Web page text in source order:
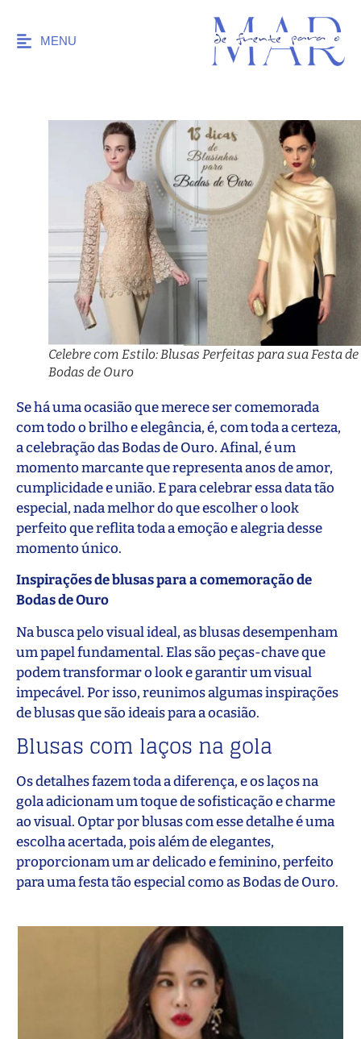
MENU
Celebre com Estilo: Blusas Perfeitas para sua Festa de
Bodas de Ouro
Se há uma ocasião que merece ser comemorada
com todo o brilho e elegância, é, com toda a certeza,
a celebração das Bodas de Ouro. Afinal, é um
momento marcante que representa anos de amor,
cumplicidade e união. E para celebrar essa data tão
especial, nada melhor do que escolher o look
perfeito que reflita toda a emoção e alegria desse
momento único.
Inspirações de blusas para a comemoração de
Bodas de Ouro
Na busca pelo visual ideal, as blusas desempenham
um papel fundamental. Elas são peças-chave que
podem transformar o look e garantir um visual
impecável. Por isso, reunimos algumas inspirações
de blusas que são ideais para a ocasião.
Blusas com laços na gola
Os detalhes fazem toda a diferença, e os laços na
gola adicionam um toque de sofisticação e charme
ao visual. Optar por blusas com esse detalhe é uma
escolha acertada, pois além de elegantes,
proporcionam um ar delicado e feminino, perfeito
para uma festa tão especial como as Bodas de Ouro.